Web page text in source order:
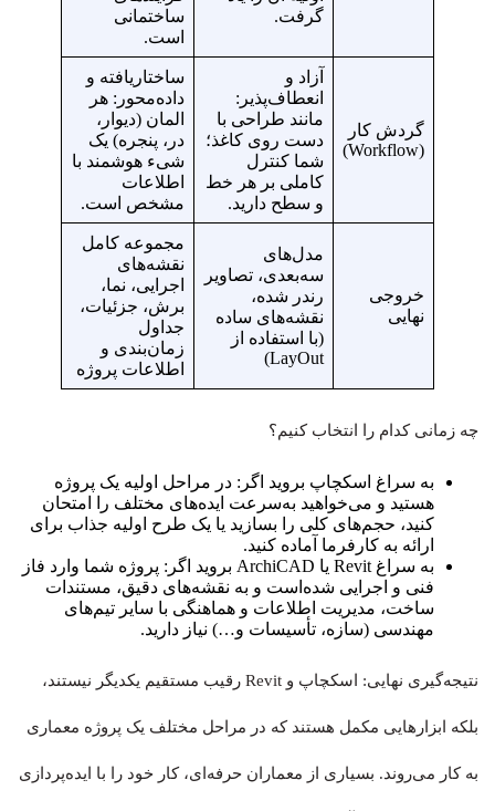
گرفت.
ساختمانی
است.
گردش کار
(Workflow)
آزاد و
انعطاف‌پذیر:
مانند طراحی با
دست روی کاغذ؛
شما کنترل
کاملی بر هر خط
و سطح دارید.
ساختاریافته و
داده‌محور: هر
المان (دیوار،
در، پنجره) یک
شیء هوشمند با
اطلاعات
مشخص است.
خروجی
نهایی
مدل‌های
سه‌بعدی، تصاویر
رندر شده،
نقشه‌های ساده
(با استفاده از
LayOut)
مجموعه کامل
نقشه‌های
اجرایی، نما،
برش، جزئیات،
جداول
زمان‌بندی و
اطلاعات پروژه
چه زمانی کدام را انتخاب کنیم؟
به سراغ اسکچاپ بروید اگر: در مراحل اولیه یک پروژه
هستید و می‌خواهید به‌سرعت ایده‌های مختلف را امتحان
کنید، حجم‌های کلی را بسازید یا یک طرح اولیه جذاب برای
ارائه به کارفرما آماده کنید.
به سراغ Revit یا ArchiCAD بروید اگر: پروژه شما وارد فاز
فنی و اجرایی شده‌است و به نقشه‌های دقیق، مستندات
ساخت، مدیریت اطلاعات و هماهنگی با سایر تیم‌های
مهندسی (سازه، تأسیسات و…) نیاز دارید.
نتیجه‌گیری نهایی: اسکچاپ و Revit رقیب مستقیم یکدیگر نیستند،
بلکه ابزارهایی مکمل هستند که در مراحل مختلف یک پروژه معماری
به کار می‌روند. بسیاری از معماران حرفه‌ای، کار خود را با ایده‌پردازی